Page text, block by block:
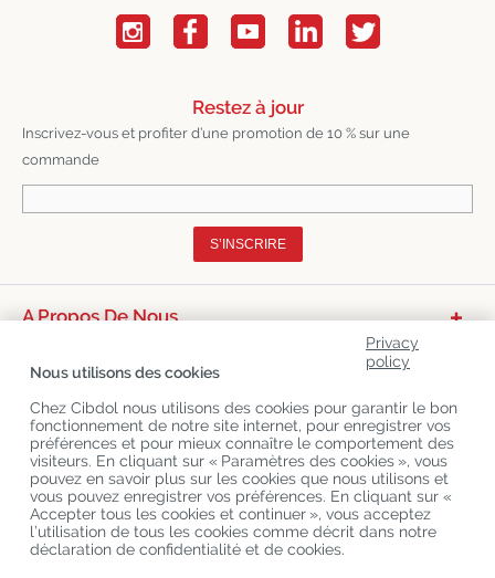
Restez à jour
Inscrivez-vous et profiter d’une promotion de 10 % sur une
commande
S’INSCRIRE
A Propos De Nous
Derniers Blogs
Privacy
policy
Nous utilisons des cookies
Chez Cibdol nous utilisons des cookies pour garantir le bon
fonctionnement de notre site internet, pour enregistrer vos
préférences et pour mieux connaître le comportement des
visiteurs. En cliquant sur « Paramètres des cookies », vous
pouvez en savoir plus sur les cookies que nous utilisons et
vous pouvez enregistrer vos préférences. En cliquant sur «
Accepter tous les cookies et continuer », vous acceptez
l’utilisation de tous les cookies comme décrit dans notre
déclaration de confidentialité et de cookies.
Copyright©Cibdol Last updated 07-08-2026
Cibdol France, Place des Grands Hommes, 33000 Bordeaux, France
KvK: 76495035 VAT: NL860644923B01